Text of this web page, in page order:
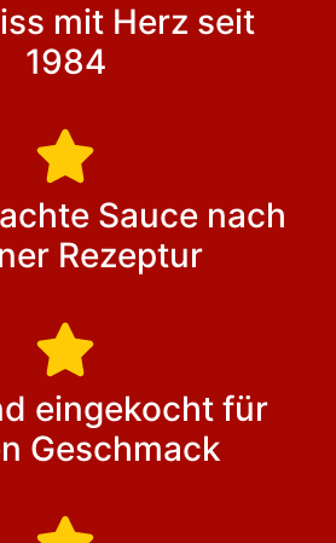
mit Herz seit
1984
Sauce nach
Rezeptur
eingekocht für
Geschmack